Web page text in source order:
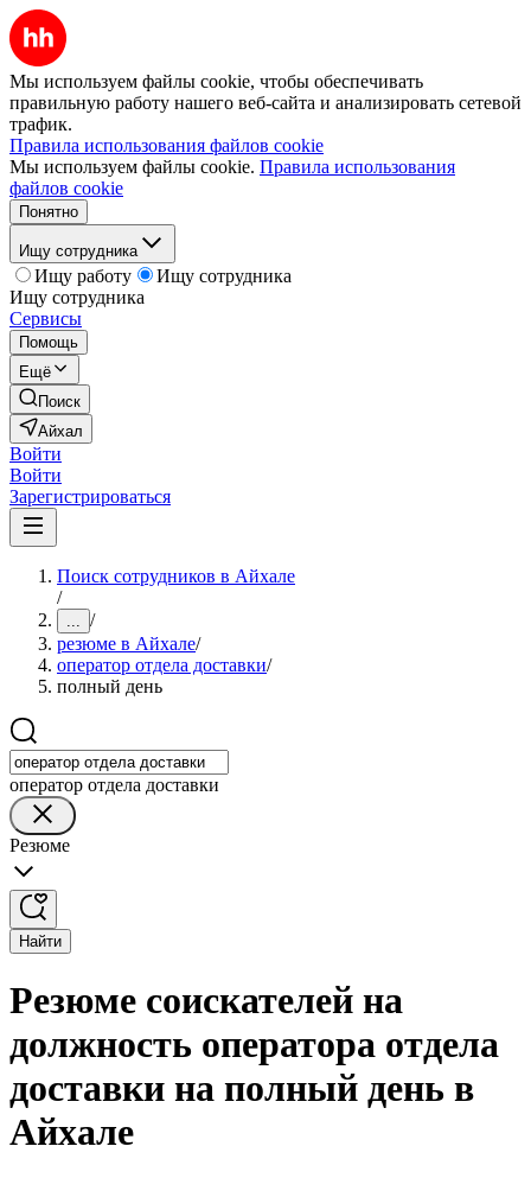
Мы используем файлы cookie, чтобы обеспечивать
правильную работу нашего веб-сайта и анализировать сетевой
трафик.
Правила использования файлов cookie
Мы используем файлы cookie. Правила использования
файлов cookie
Понятно
Ищу сотрудника
Ищу работу
Ищу сотрудника
Ищу сотрудника
Сервисы
Помощь
Ещё
Поиск
Айхал
Войти
Войти
Зарегистрироваться
Поиск сотрудников в Айхале
/
... /
резюме в Айхале/
оператор отдела доставки/
полный день
оператор отдела доставки
Резюме
Найти
Резюме соискателей на
должность оператора отдела
доставки на полный день в
Айхале